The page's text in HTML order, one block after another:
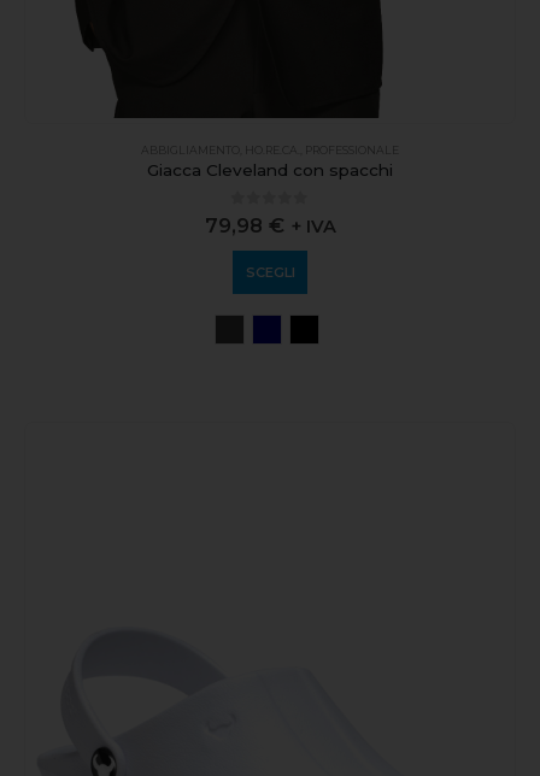
ABBIGLIAMENTO HO.RE.CA. PROFESSIONALE
Giacca Cleveland con spacchi
0out of 5
79,98 € + IVA
SCEGLI